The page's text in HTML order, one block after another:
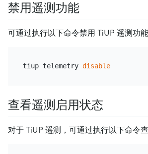
禁用遥测功能
可通过执行以下命令禁用 TiUP 遥测功能
tiup telemetry disable
查看遥测启用状态
对于 TiUP 遥测，可通过执行以下命令